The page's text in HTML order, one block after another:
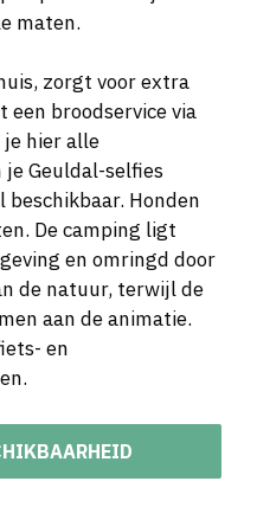
maten.
zorgt voor extra
een broodservice via
je hier alle
Geuldal-selfies
beschikbaar. Honden
De camping ligt
en omringd door
de natuur, terwijl de
aan de animatie.
en